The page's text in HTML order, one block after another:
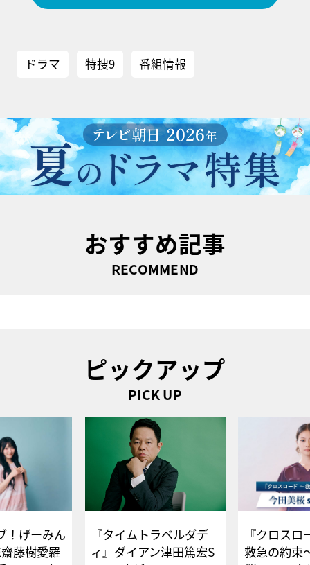
ドラマ 特捜9 番組情報
おすすめ記事
RECOMMEND
ピックアップ
PICK UP
！げーみん
藤樹愛羅
『タイムトラベルダデ
ィ』ダイアン津田篤宏S
『クロス
救急の約束